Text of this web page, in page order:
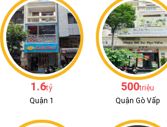
1.6tỷ
Quận 1
500triệu
Quận Gò Vấp